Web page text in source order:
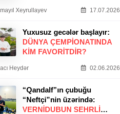
Xeyrullayev 17.07.2026
Yuxusuz gecələr başlayır:
DÜNYA ÇEMPIONATINDA
KIM FAVORITDIR?
Heydər 02.06.2026
“Qandalf”ın çubuğu
“Neftçi”nin üzərində:
VERNİDUBUN SEHRLİ